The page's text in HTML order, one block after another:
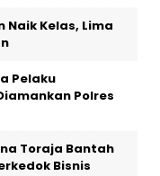
Naik Kelas, Lima
Pelaku
Polres
Toraja Bantah
Bisnis